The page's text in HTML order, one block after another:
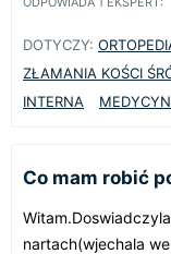
DOTYCZY:
ZŁAMANIA KOŚCI
INTERNA
Co mam robić
nartach(wjechala